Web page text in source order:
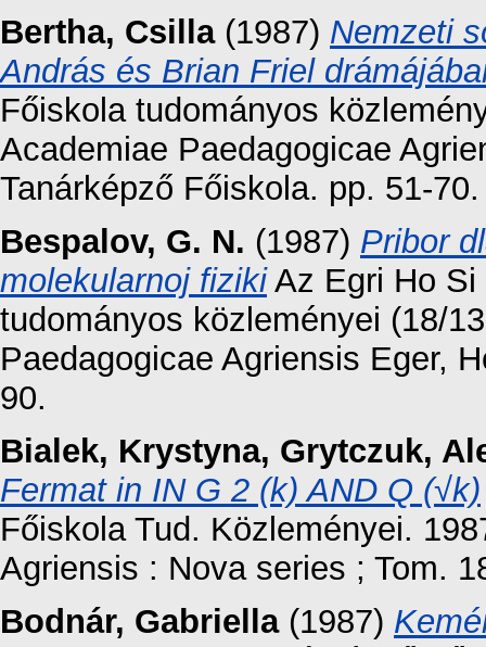
Bertha, Csilla(1987) Nemzeti
András és Brian Friel
Főiskola tudományos
Academiae Paedagogicae
Tanárképző Főiskola. pp. 51-70.
Bespalov, G. N. (1987) Pribor
molekularnoj fizikiAz Egri Ho Si
tudományos közleményei (18/
Paedagogicae Agriensis Eger,
90.
Bialek, Krystyna, Grytczuk,
Fermat in IN G 2 (k) AND Q (√k)
Főiskola Tud. Közleményei.
Agriensis : Nova series ; Tom.
Bodnár, Gabriella(1987)